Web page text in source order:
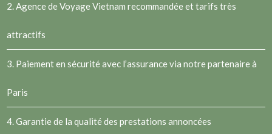
2.Agence de Voyage Vietnam recommandée et tarifs très
attractifs
3. Paiement en sécurité avec l’assurance via notre partenaire à
Paris
4. Garantie de la qualité des prestations annoncées